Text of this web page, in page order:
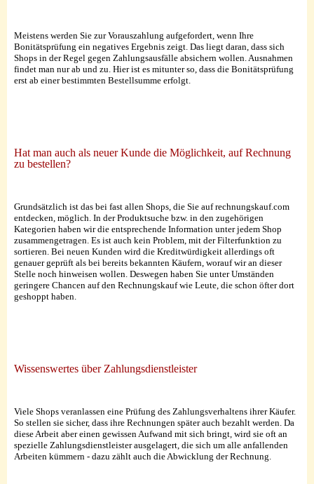
Meistens werden Sie zur Vorauszahlung aufgefordert, wenn Ihre
Bonitätsprüfung ein negatives Ergebnis zeigt. Das liegt daran, dass sich
Shops in der Regel gegen Zahlungsausfälle absichern wollen. Ausnahmen
findet man nur ab und zu. Hier ist es mitunter so, dass die Bonitätsprüfung
erst ab einer bestimmten Bestellsumme erfolgt.
Hat man auch als neuer Kunde die Möglichkeit, auf Rechnung
zu bestellen?
Grundsätzlich ist das bei fast allen Shops, die Sie auf rechnungskauf.com
entdecken, möglich. In der Produktsuche bzw. in den zugehörigen
Kategorien haben wir die entsprechende Information unter jedem Shop
zusammengetragen. Es ist auch kein Problem, mit der Filterfunktion zu
sortieren. Bei neuen Kunden wird die Kreditwürdigkeit allerdings oft
genauer geprüft als bei bereits bekannten Käufern, worauf wir an dieser
Stelle noch hinweisen wollen. Deswegen haben Sie unter Umständen
geringere Chancen auf den Rechnungskauf wie Leute, die schon öfter dort
geshoppt haben.
Wissenswertes über Zahlungsdienstleister
Viele Shops veranlassen eine Prüfung des Zahlungsverhaltens ihrer Käufer.
So stellen sie sicher, dass ihre Rechnungen später auch bezahlt werden. Da
diese Arbeit aber einen gewissen Aufwand mit sich bringt, wird sie oft an
spezielle Zahlungsdienstleister ausgelagert, die sich um alle anfallenden
Arbeiten kümmern - dazu zählt auch die Abwicklung der Rechnung.